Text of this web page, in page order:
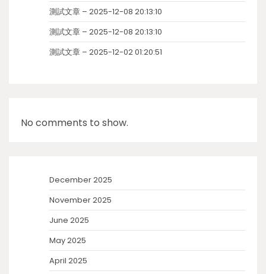
測試文章 – 2025-12-08 20:13:10
測試文章 – 2025-12-08 20:13:10
測試文章 – 2025-12-02 01:20:51
No comments to show.
December 2025
November 2025
June 2025
May 2025
April 2025